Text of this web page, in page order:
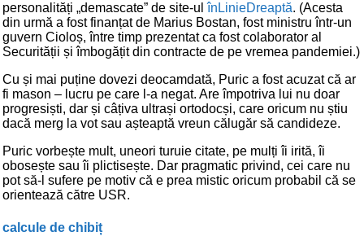
personalități „demascate” de site-ulînLinieDreaptă. (Acesta
din urmă a fost finanțat de Marius Bostan, fost ministru într-un
guvern Cioloș, între timp prezentat ca fost colaborator al
Securității și îmbogățit din contracte de pe vremea pandemiei.)
Cu și mai puține dovezi deocamdată, Puric a fost acuzat că ar
fi mason – lucru pe care l-a negat. Are împotriva lui nu doar
progresiști, dar și câțiva ultrași ortodocși, care oricum nu știu
dacă merg la vot sau așteaptă vreun călugăr să candideze.
Puric vorbește mult, uneori turuie citate, pe mulți îi irită, îi
obosește sau îi plictisește. Dar pragmatic privind, cei care nu
pot să-l sufere pe motiv că e prea mistic oricum probabil că se
orientează către USR.
calcule de chibiț